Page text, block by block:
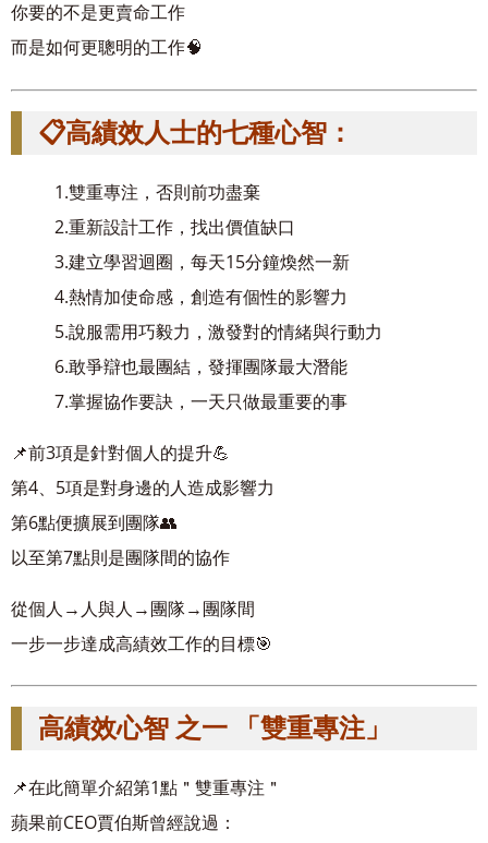
你要的不是更賣命工作
而是如何更聰明的工作🧠
📋高績效人士的七種心智：
1.雙重專注，否則前功盡棄
2.重新設計工作，找出價值缺口
3.建立學習迴圈，每天15分鐘煥然一新
4.熱情加使命感，創造有個性的影響力
5.說服需用巧毅力，激發對的情緒與行動力
6.敢爭辯也最團結，發揮團隊最大潛能
7.掌握協作要訣，一天只做最重要的事
📌前3項是針對個人的提升💪
第4、5項是對身邊的人造成影響力
第6點便擴展到團隊👥
以至第7點則是團隊間的協作
從個人→人與人→團隊→團隊間
一步一步達成高績效工作的目標🎯
高績效心智 之一 「雙重專注」
📌在此簡單介紹第1點＂雙重專注＂
蘋果前CEO賈伯斯曾經說過：